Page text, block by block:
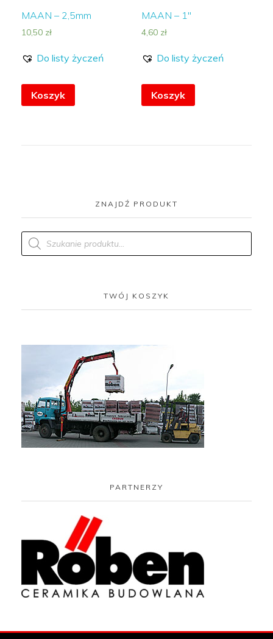
MAAN – 2,5mm
10,50 zł
Do listy życzeń
Koszyk
MAAN – 1″
4,60 zł
Do listy życzeń
Koszyk
ZNAJDŹ PRODUKT
Products
search
TWÓJ KOSZYK
PARTNERZY